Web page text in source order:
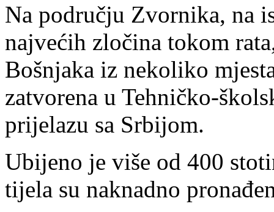
Na području Zvornika, na
najvećih zločina tokom
Bošnjaka iz nekoliko
zatvorena u Tehničko-
prijelazu sa Srbijom.
Ubijeno je više od 400
tijela su naknadno